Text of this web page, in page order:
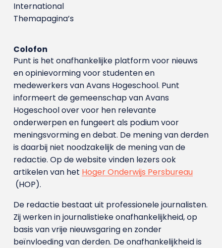
International
Themapagina’s
Colofon
Punt is het onafhankelijke platform voor nieuws
en opinievorming voor studenten en
medewerkers van Avans Hoge­school. Punt
informeert de gemeenschap van Avans
Hogeschool over voor hen relevante
onderwerpen en fungeert als podium voor
meningsvorming en debat. De mening van derden
is daarbij niet noodzakelijk de mening van de
redactie. Op de website vinden lezers ook
artikelen van het Hoger Onderwijs Persbureau
(HOP).
De redactie bestaat uit professionele journalisten.
Zij werken in journalistieke onafhankelijkheid, op
basis van vrije nieuwsgaring en zonder
beïnvloeding van derden. De onafhankelijkheid is